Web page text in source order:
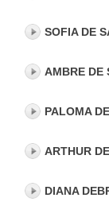
SOFIA DE
AMBRE DE
PALOMA
ARTHUR
DIANA